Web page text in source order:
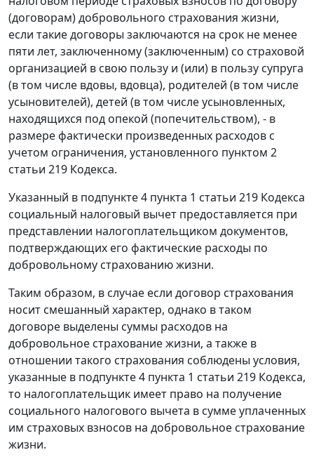
(договорам) добровольного страхования жизни,
если такие договоры заключаются на срок не менее
пяти лет, заключенному (заключенным) со страховой
организацией в свою пользу и (или) в пользу супруга
(в том числе вдовы, вдовца), родителей (в том числе
усыновителей), детей (в том числе усыновленных,
находящихся под опекой (попечительством), - в
размере фактически произведенных расходов с
учетом ограничения, установленного пунктом 2
статьи 219 Кодекса.
Указанный в подпункте 4 пункта 1 статьи 219 Кодекса
социальный налоговый вычет предоставляется при
представлении налогоплательщиком документов,
подтверждающих его фактические расходы по
добровольному страхованию жизни.
Таким образом, в случае если договор страхования
носит смешанный характер, однако в таком
договоре выделены суммы расходов на
добровольное страхование жизни, а также в
отношении такого страхования соблюдены условия,
указанные в подпункте 4 пункта 1 статьи 219 Кодекса,
то налогоплательщик имеет право на получение
социального налогового вычета в сумме уплаченных
им страховых взносов на добровольное страхование
жизни.